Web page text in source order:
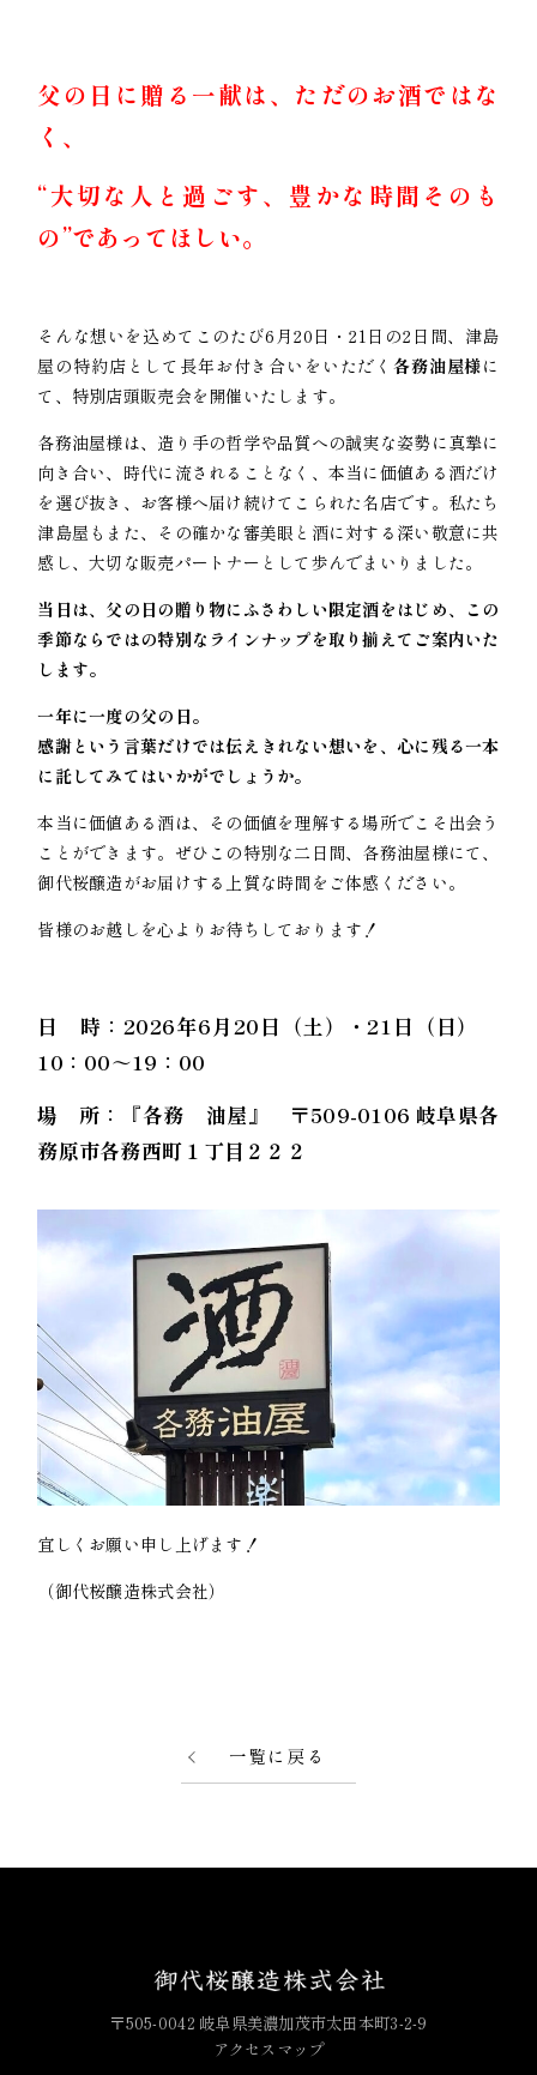
父の日に贈る一献は、ただのお酒ではな
く、
“大切な人と過ごす、豊かな時間そのも
の”であってほしい。
そんな想いを込めてこのたび6月20日・21日の2日間、津島
屋の特約店として長年お付き合いをいただく各務油屋様に
て、特別店頭販売会を開催いたします。
各務油屋様は、造り手の哲学や品質への誠実な姿勢に真摯に
向き合い、時代に流されることなく、本当に価値ある酒だけ
を選び抜き、お客様へ届け続けてこられた名店です。私たち
津島屋もまた、その確かな審美眼と酒に対する深い敬意に共
感し、大切な販売パートナーとして歩んでまいりました。
当日は、父の日の贈り物にふさわしい限定酒をはじめ、この
季節ならではの特別なラインナップを取り揃えてご案内いた
します。
一年に一度の父の日。
感謝という言葉だけでは伝えきれない想いを、心に残る一本
に託してみてはいかがでしょうか。
本当に価値ある酒は、その価値を理解する場所でこそ出会う
ことができます。ぜひこの特別な二日間、各務油屋様にて、
御代桜醸造がお届けする上質な時間をご体感ください。
皆様のお越しを心よりお待ちしております！
日 時：2026年6月20日（土）・21日（日）
10：00～19：00
場 所：『各務 油屋』 〒509-0106 岐阜県各
務原市各務西町１丁目２２２
宜しくお願い申し上げます！
（御代桜醸造株式会社）
一覧に戻る
〒505-0042 岐阜県美濃加茂市太田本町3-2-9
アクセスマップ